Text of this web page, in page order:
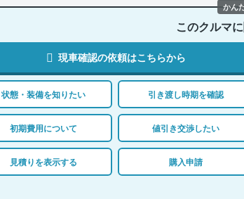
このクルマ
現車確認の依頼はこちらから
状態・装備を知りたい 引き渡し時期を確認
初期費用について 値引き交渉したい
見積りを表示する 購入申請
かん